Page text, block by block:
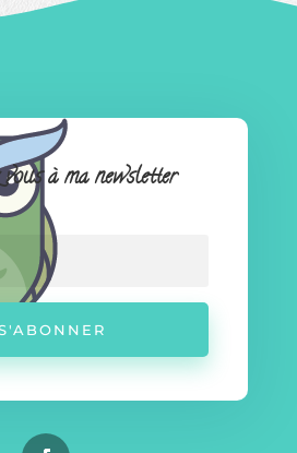
à ma newsletter